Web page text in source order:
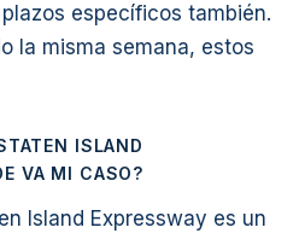
específicos también.
la misma semana, estos
ISLAND
VA MI CASO?
Island Expressway es un